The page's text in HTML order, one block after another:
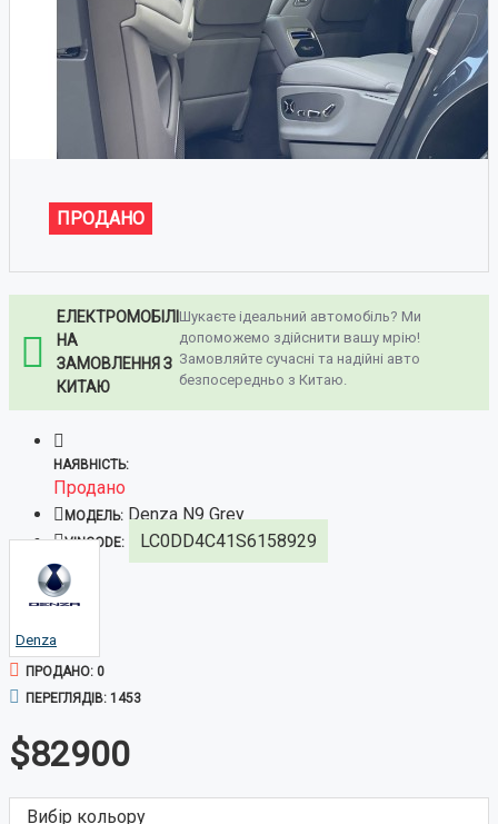
ПРОДАНО
ЕЛЕКТРОМОБІЛІ
НА
ЗАМОВЛЕННЯ З
КИТАЮ
Шукаєте ідеальний автомобіль? Ми
допоможемо здійснити вашу мрію!
Замовляйте сучасні та надійні авто
безпосередньо з Китаю.
НАЯВНІСТЬ:
Продано
МОДЕЛЬ: Denza N9 Grey
VINCODE: LC0DD4C41S6158929
Denza
ПРОДАНО: 0
ПЕРЕГЛЯДІВ: 1453
$82900
Вибір кольору